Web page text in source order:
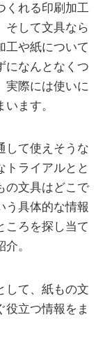
くれる印刷加工
そして文具なら
工や紙について
になんとなくつ
実際には使いに
ます。
して使えそうな
トライアルとと
の文具はどこで
う具体的な情報
ころを探し当て
。
して、紙もの文
役立つ情報をま